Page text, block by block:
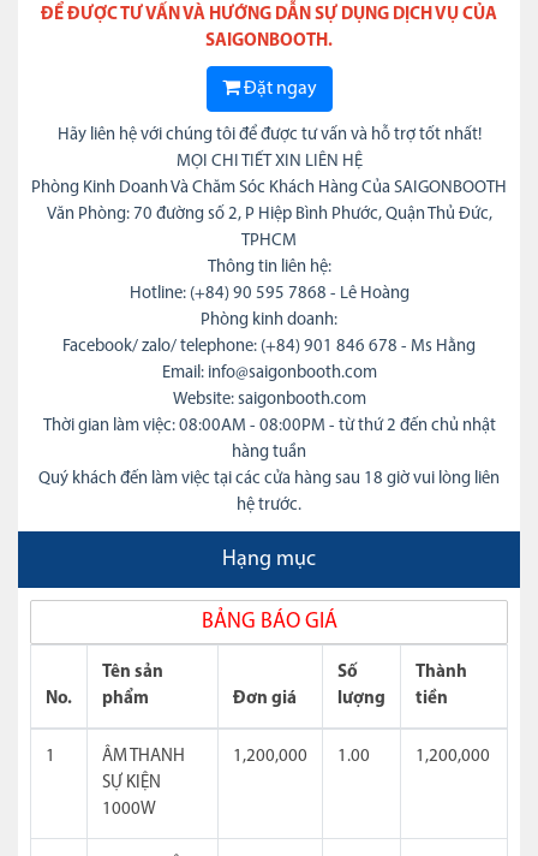
ĐỂ ĐƯỢC TƯ VẤN VÀ HƯỚNG DẪN SỰ DỤNG DỊCH VỤ CỦA
SAIGONBOOTH.
Đặt ngay
Hãy liên hệ với chúng tôi để được tư vấn và hỗ trợ tốt nhất!
MỌI CHI TIẾT XIN LIÊN HỆ
Phòng Kinh Doanh Và Chăm Sóc Khách Hàng Của SAIGONBOOTH
Văn Phòng: 70 đường số 2, P Hiệp Bình Phước, Quận Thủ Đức,
TPHCM
Thông tin liên hệ:
Hotline: (+84) 90 595 7868 - Lê Hoàng
Phòng kinh doanh:
Facebook/ zalo/ telephone: (+84) 901 846 678 - Ms Hằng
Email: info@saigonbooth.com
Website: saigonbooth.com
Thời gian làm việc: 08:00AM - 08:00PM - từ thứ 2 đến chủ nhật
hàng tuần
Quý khách đến làm việc tại các cửa hàng sau 18 giờ vui lòng liên
hệ trước.
Hạng mục
BẢNG BÁO GIÁ
No.
Tên sản
phẩm
Đơn giá
Số
lượng
Thành
tiền
1
ÂM THANH
SỰ KIỆN
1000W
1,200,000 1.00 1,200,000